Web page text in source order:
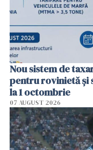
Nou sistem de
pentru rovinietă şi
la 1 octombrie
07 AUGUST 2026